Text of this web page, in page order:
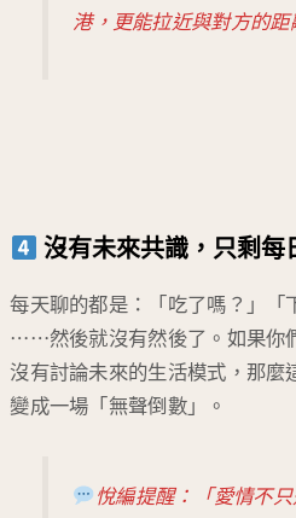
港，更能拉近與對方的距
沒有未來共識，只剩每
每天聊的都是：「吃了嗎？」「
⋯⋯然後就沒有然後了。如果你
沒有討論未來的生活模式，那麼
變成一場「無聲倒數」。
悅編提醒：「愛情不